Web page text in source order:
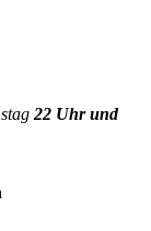
22 Uhr und